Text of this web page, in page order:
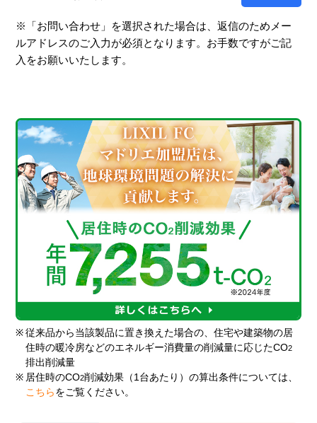
※「お問い合わせ」を選択された場合は、返信のためメー
ルアドレスのご入力が必須となります。お手数ですがご記
入をお願いいたします。
※ 従来品から当該製品に置き換えた場合の、住宅や建築物の居
住時の暖冷房などのエネルギー消費量の削減量に応じたCO2
排出削減量
※ 居住時のCO2削減効果（1台あたり）の算出条件については、
こちら をご覧ください。